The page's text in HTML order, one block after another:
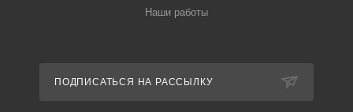
Наши работы
ПОДПИСАТЬСЯ НА РАССЫЛКУ